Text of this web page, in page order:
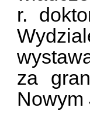
r.
za
Nowym